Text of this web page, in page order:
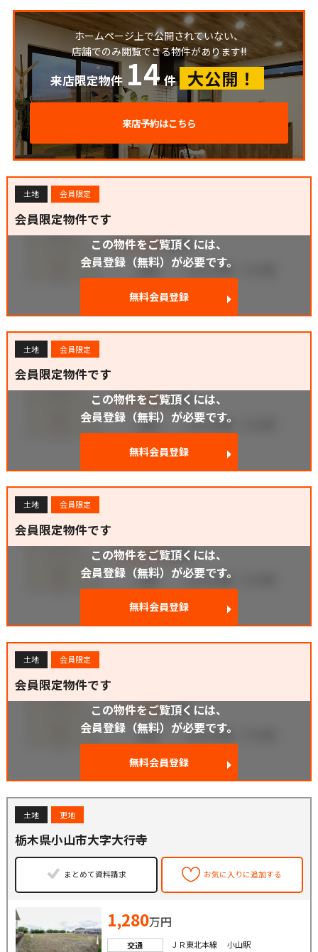
ホームページ上で公開されていない、
店舗でのみ閲覧できる物件があります!!
来店限定物件 14 件 大公開！
来店予約はこちら
土地 会員限定
会員限定物件です
この物件をご覧頂くには、
会員登録（無料）が必要です。
無料会員登録
土地 会員限定
会員限定物件です
この物件をご覧頂くには、
会員登録（無料）が必要です。
無料会員登録
土地 会員限定
会員限定物件です
この物件をご覧頂くには、
会員登録（無料）が必要です。
無料会員登録
土地 会員限定
会員限定物件です
この物件をご覧頂くには、
会員登録（無料）が必要です。
無料会員登録
土地 更地
栃木県小山市大字大行寺
まとめて資料請求 お気に入りに追加する
1,280万円
交通
ＪＲ東北本線 小山駅